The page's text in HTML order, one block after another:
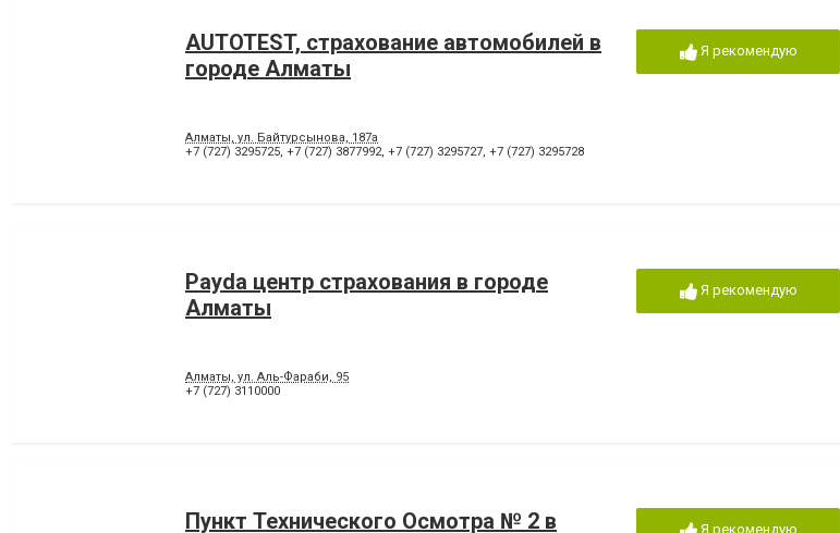
AUTOTEST, страхование автомобилей в
городе Алматы
Алматы, ул. Байтурсынова, 187а
+7 (727) 3295725, +7 (727) 3877992, +7 (727) 3295727, +7 (727) 3295728
Я рекомендую
Payda центр страхования в городе
Алматы
Алматы, ул. Аль-Фараби, 95
+7 (727) 3110000
Я рекомендую
Пункт Технического Осмотра № 2 в
Я рекомендую